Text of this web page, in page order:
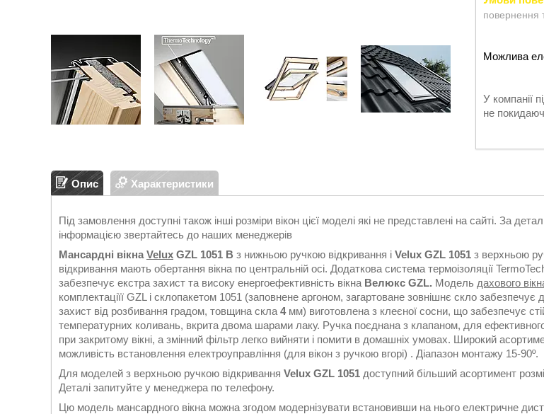
повернення
У компанії
не
Опис Характеристики
Під замовлення доступні також інші розміри вікон цієї моделі які не представлені на сайті. За
інформацією звертайтесь до наших менеджерів
Мансардні вікна Velux GZL 1051 B з нижньою ручкою відкривання і Velux GZL 1051 з верхньою
відкривання мають обертання вікна по центральній осі. Додаткова система термоізоляції
забезпечує екстра захист та високу енергоефективність вікна Велюкс GZL. Модель дахового
комплектаціїї GZL і склопакетом 1051 (заповнене аргоном, загартоване зовнішнє скло забезпечує
захист від розбивання градом, товщина скла 4мм) виготовлена з клеєної сосни, що забезпечує
температурних коливань, вкрита двома шарами лаку. Ручка поєднана з клапаном, для
при закритому вікні, а змінний фільтр легко вийняти і помити в домашніх умовах. Широкий
можливість встановлення електроуправління (для вікон з ручкою вгорі) . Діапазон монтажу 15-90º.
Для моделей з верхньою ручкою відкривання Velux GZL 1051 доступний більший асортимент
Деталі запитуйте у менеджера по телефону.
Цю модель мансардного вікна можна згодом модернізувати встановивши на нього електричне